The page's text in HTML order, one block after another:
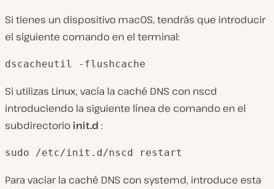
Si tienes un dispositivo macOS, tendrás que introducir
el siguiente comando en el terminal:
dscacheutil -flushcache
Si utilizas Linux, vacía la caché DNS con nscd
introduciendo la siguiente línea de comando en el
subdirectorio init.d :
sudo /etc/init.d/nscd restart
Para vaciar la caché DNS con systemd, introduce esta